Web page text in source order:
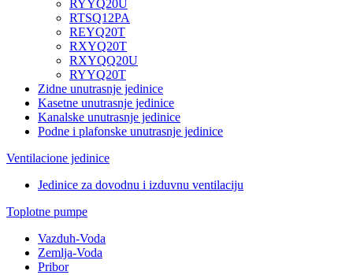
RYYQ20U
RTSQ12PA
REYQ20T
RXYQ20T
RXYQQ20U
RYYQ20T
Zidne unutrasnje jedinice
Kasetne unutrasnje jedinice
Kanalske unutrasnje jedinice
Podne i plafonske unutrasnje jedinice
Ventilacione jedinice
Jedinice za dovodnu i izduvnu ventilaciju
Toplotne pumpe
Vazduh-Voda
Zemlja-Voda
Pribor